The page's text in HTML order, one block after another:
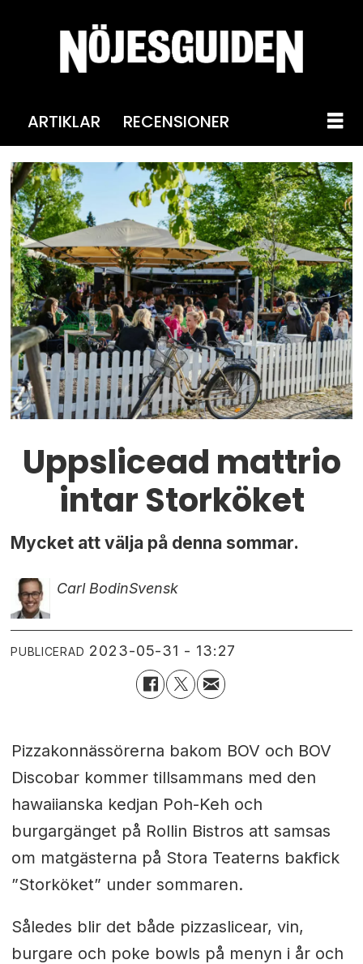
ARTIKLAR RECENSIONER
Uppslicead mattrio
intar Storköket
Mycket att välja på denna sommar.
Carl BodinSvensk
PUBLICERAD 2023-05-31 - 13:27
Pizzakonnässörerna bakom BOV och BOV
Discobar kommer tillsammans med den
hawaiianska kedjan Poh-Keh och
burgargänget på Rollin Bistros att samsas
om matgästerna på Stora Teaterns bakfick
”Storköket” under sommaren.
Således blir det både pizzaslicear, vin,
burgare och poke bowls på menyn i år och